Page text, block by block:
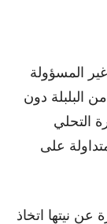
المسؤولة
البلبلة دون
التحلي
على
نيتها اتخاذ